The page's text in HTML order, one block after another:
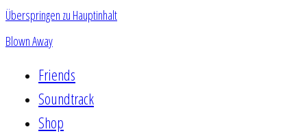
Überspringen zu Hauptinhalt
Blown Away
Friends
Soundtrack
Shop